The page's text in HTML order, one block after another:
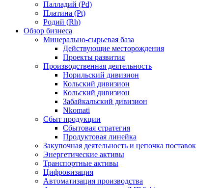
Палладий (Pd)
Платина (Pt)
Родий (Rh)
Обзор бизнеса
Минерально-сырьевая база
Действующие месторождения
Проекты развития
Производственная деятельность
Норильский дивизион
Кольский дивизион
Кольский дивизион
Забайкальский дивизион
Nkomati
Сбыт продукции
Сбытовая стратегия
Продуктовая линейка
Закупочная деятельность и цепочка поставок
Энергетические активы
Транспортные активы
Цифровизация
Автоматизация производства